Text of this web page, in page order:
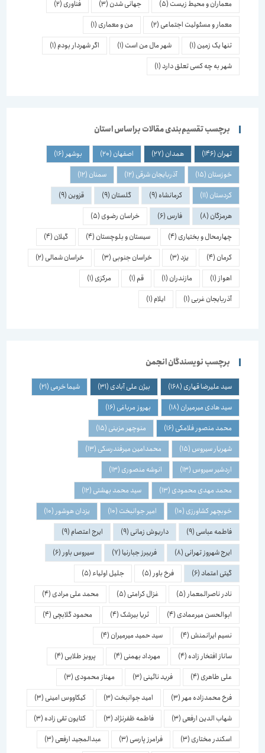
معماران و محیط زیست(5) جهانی شدن(3) فناوری(2)
معمار و مسئولیت اجتماعی(2) من و معماری(1)
تنها یک زمین(1) شهر مال من است(1) اگر شهردار بودم(1)
شهر به چه کسی تعلق دارد(1)
برچسب تقسیم‌بندی مقالات براساس استان
تهران(146) همدان(27) اصفهان(20) بوشهر(16)
خوزستان(15) آذربایجان شرقی(12) سمنان(12)
کردستان(11) کرمانشاه(9) گلستان(9) قزوین(9)
هرمزگان(8) فارس(6) خراسان رضوی(5)
چهارمحال و بختیاری(4) سیستان و بلوچستان(4) گیلان(4)
کرمان(4)
(3) خراسان جنوبی(3) خراسان شمالی(2)
اهواز(1) مازندران(1)
(1) مرکزی(1)
آذربایجان غربی(1) ایلام(1)
برچسب نویسندگان انجمن
سید علیرضا قهاری(168) بیژن علی آبادی(31) شیما خرمی(21)
سید هادی میرمیران(18) بهروز مرباغی(16)
محمد منصور فلامکی(16) منوچهر مزینی(15)
شهریار سیروس(15) محمدامین میرفندرسکی(13)
اردشیر سیروس(13) انوشه منصوری(13)
محمد مهدی محمودی(13) سید محمد بهشتی(12)
خوبچهر کشاورزی(10) امیر جوانبخت(10) یزدان هوشور(10)
فاطمه عباسی(9) داریوش زمانی(9) ایرج اعتصام(9)
ایرج شهروز تهرانی(8) فریبرز جبارنیا(7) سیروس باور (6)
گیتی اعتماد(6) فرخ باور (5) جلیل اولیاء(5)
نادر ناصرالمعمار(5) غزال کرامتی(5) محمد علی مرادی(4)
ابوالحسن میرعمادی(4) ثریا بیرشک(4) محمود گلابچی(4)
نسیم ایرانمنش(4) سید حمید میرمیران(4)
ساناز افتخار زاده(4) مهرداد بهمنی(4) پرویز طلایی(4)
علی طاهری(4) فرید نائینی(3) مهناز محمودی(3)
فرخ محمدزاده مهر (3) امید جوانبخت(3) کیکاووس امینی(3)
شهاب الدین ارفعی(3) فاطمه ظفرنژاد(3) کتایون تقی زاده(3)
اسكندر مختاری(3) فرامرز پارسی(3) عبدالمجید ارفعی(3)